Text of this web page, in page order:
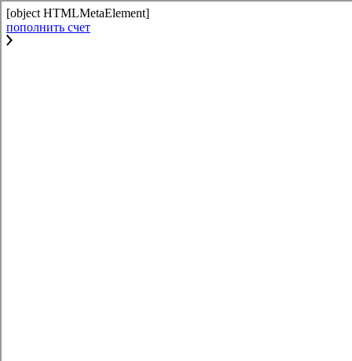
[object HTMLMetaElement]
пополнить счет